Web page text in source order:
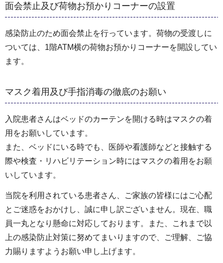
面会禁止及び荷物お預かりコーナーの設置
感染防止のため面会禁止を行っています。荷物の受渡しに
ついては、1階ATM横の荷物お預かりコーナーを開設してい
ます。
マスク着用及び手指消毒の徹底のお願い
入院患者さんはベッドのカーテンを開ける時はマスクの着
用をお願いしています。
また、ベッドにいる時でも、医師や看護師などと接触する
際や検査・リハビリテーション時にはマスクの着用をお願
いしています。
当院を利用されている患者さん、ご家族の皆様にはご心配
とご迷惑をおかけし、誠に申し訳ございません。現在、職
員一丸となり懸命に対応しております。また、これまで以
上の感染防止対策に努めてまいりますので、ご理解、ご協
力賜りますようお願い申し上げます。